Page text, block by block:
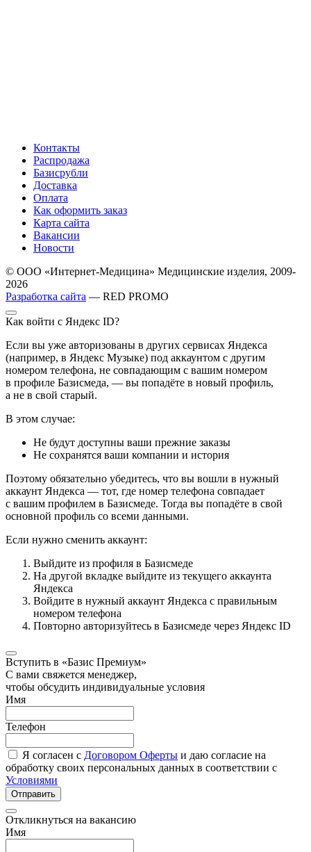
Контакты
Распродажа
Базисрубли
Доставка
Оплата
Как оформить заказ
Карта сайта
Вакансии
Новости
© ООО «Интернет-Медицина» Медицинские изделия, 2009-
2026
Разработка сайта — RED PROMO
Как войти с Яндекс ID?
Если вы уже авторизованы в других сервисах Яндекса
(например, в Яндекс Музыке) под аккаунтом с другим
номером телефона, не совпадающим с вашим номером
в профиле Базисмеда, — вы попадёте в новый профиль,
а не в свой старый.
В этом случае:
Не будут доступны ваши прежние заказы
Не сохранятся ваши компании и история
Поэтому обязательно убедитесь, что вы вошли в нужный
аккаунт Яндекса — тот, где номер телефона совпадает
с вашим профилем в Базисмеде. Тогда вы попадёте в свой
основной профиль со всеми данными.
Если нужно сменить аккаунт:
Выйдите из профиля в Базисмеде
На другой вкладке выйдите из текущего аккаунта
Яндекса
Войдите в нужный аккаунт Яндекса с правильным
номером телефона
Повторно авторизуйтесь в Базисмеде через Яндекс ID
Вступить в «Базис Премиум»
С вами свяжется менеджер,
чтобы обсудить индивидуальные условия
Имя
Телефон
Я согласен с Договором Оферты и даю согласие на
обработку своих персональных данных в соответствии с
Условиями
Отправить
Откликнуться на вакансию
Имя